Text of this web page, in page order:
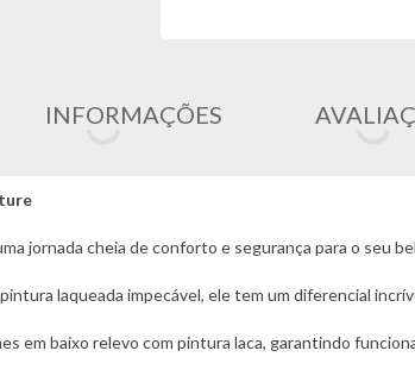
INFORMAÇÕES
jornada cheia de conforto e segurança para o seu
laqueada impecável, ele tem um diferencial
em baixo relevo com pintura laca, garantindo